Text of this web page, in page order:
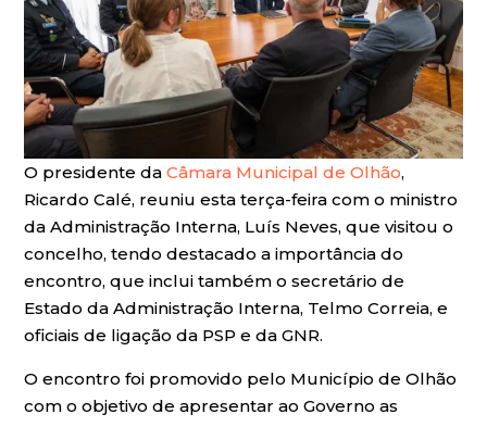
O presidente daCâmara Municipal de Olhão,
Ricardo Calé, reuniu esta terça-feira com o ministro
da Administração Interna, Luís Neves, que visitou o
concelho, tendo destacado a importância do
encontro, que inclui também o secretário de
Estado da Administração Interna, Telmo Correia, e
oficiais de ligação da PSP e da GNR.
O encontro foi promovido pelo Município de Olhão
com o objetivo de apresentar ao Governo as